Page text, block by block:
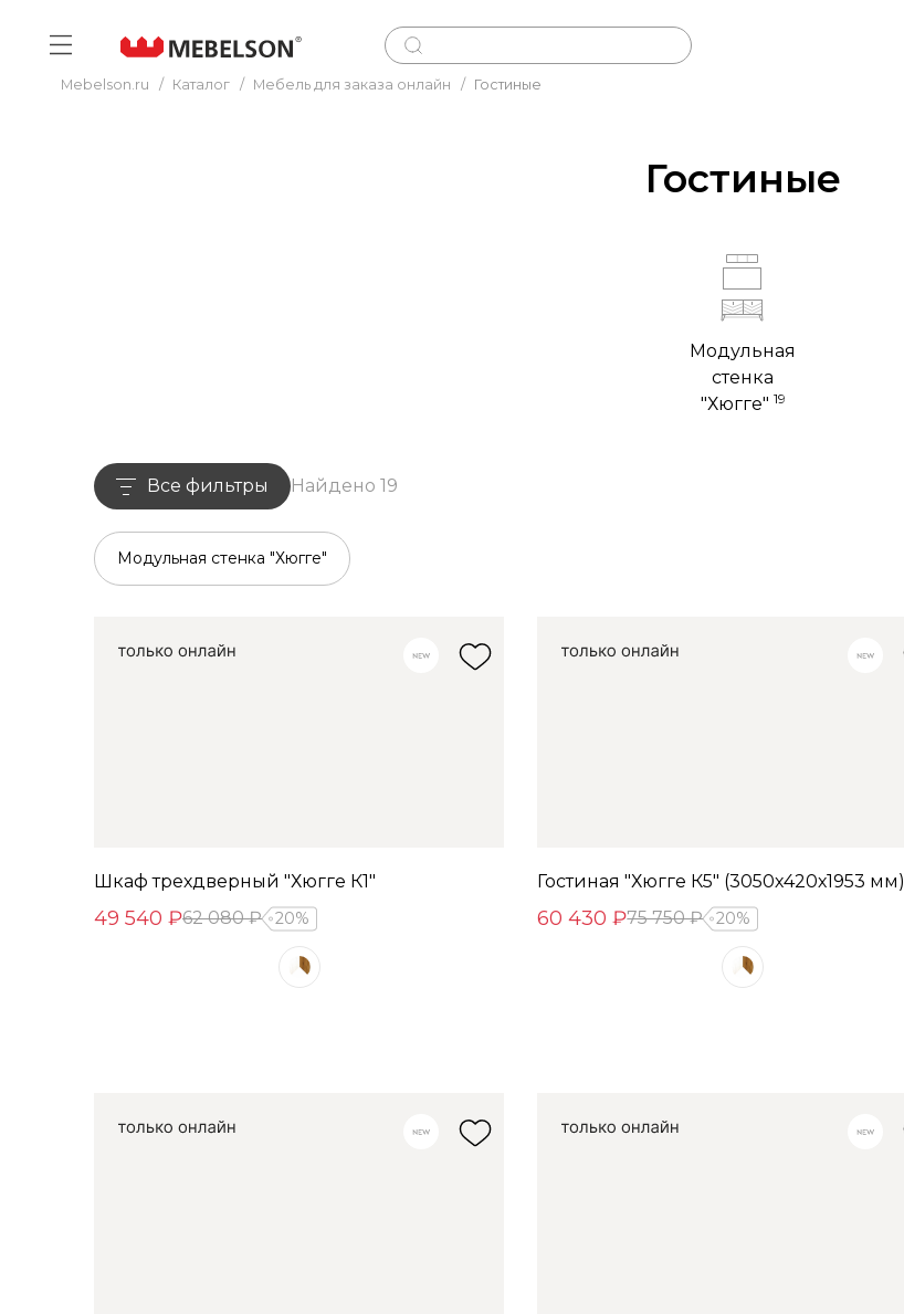
Mebelson.ru / Каталог / Мебель для заказа онлайн / Гостиные
Гостиные
Модульная
стенка
"Хюгге" 19
Все фильтры Найдено 19
Модульная стенка "Хюгге"
Шкаф трехдверный "Хюгге К1"
49 540 ₽62 080 ₽ 20%
Гостиная "Хюгге К5" (3050х420х1953 мм)
60 430 ₽75 750 ₽ 20%